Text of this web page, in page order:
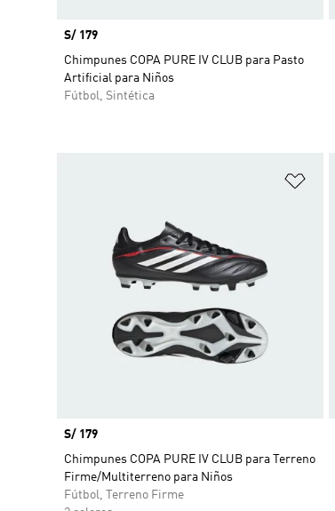
Precio
S/ 179
Chimpunes COPA PURE IV CLUB para Pasto
Artificial para Niños
Fútbol, Sintética
Precio
S/ 179
Chimpunes COPA PURE IV CLUB para Terreno
Firme/Multiterreno para Niños
Fútbol, Terreno Firme